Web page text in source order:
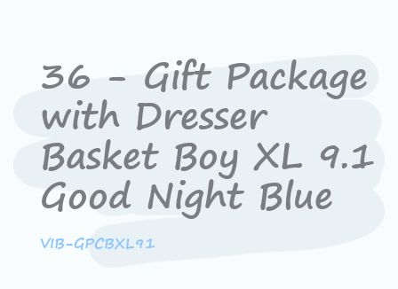
36 - Gift Package
with Dresser
Basket Boy XL 9.1
Good Night Blue
VIB-GPCBXL91